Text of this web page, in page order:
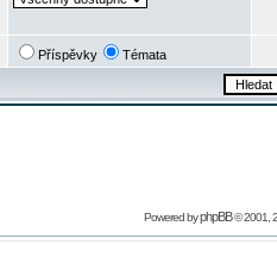
Příspěvky Témata
Powered byphpBB© 2001,